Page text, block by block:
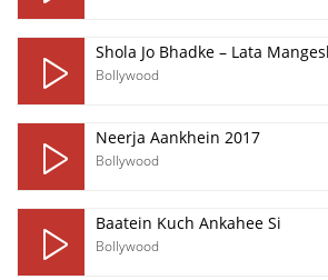
Shola Jo Bhadke – Lata
Bollywood
Neerja Aankhein 2017
Bollywood
Baatein Kuch Ankahee Si
Bollywood